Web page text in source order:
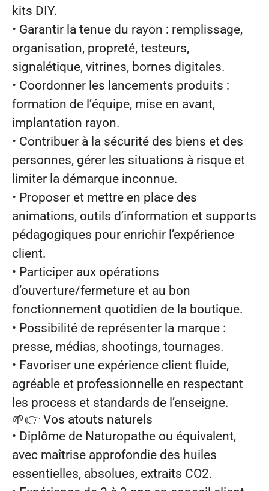
kits DIY.
• Garantir la tenue du rayon : remplissage,
organisation, propreté, testeurs,
signalétique, vitrines, bornes digitales.
• Coordonner les lancements produits :
formation de l’équipe, mise en avant,
implantation rayon.
• Contribuer à la sécurité des biens et des
personnes, gérer les situations à risque et
limiter la démarque inconnue.
• Proposer et mettre en place des
animations, outils d’information et supports
pédagogiques pour enrichir l’expérience
client.
• Participer aux opérations
d’ouverture/fermeture et au bon
fonctionnement quotidien de la boutique.
• Possibilité de représenter la marque :
presse, médias, shootings, tournages.
• Favoriser une expérience client fluide,
agréable et professionnelle en respectant
les process et standards de l’enseigne.
🌱👉 Vos atouts naturels
• Diplôme de Naturopathe ou équivalent,
avec maîtrise approfondie des huiles
essentielles, absolues, extraits CO2.